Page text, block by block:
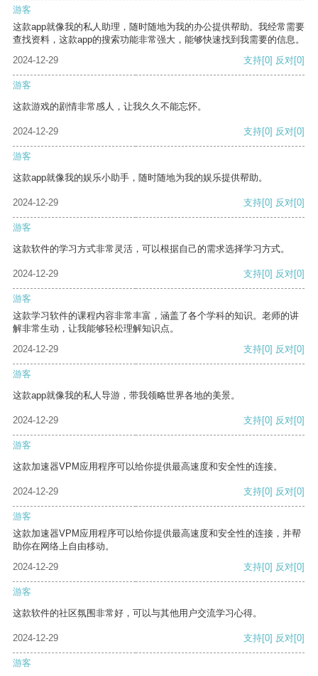
游客
这款app就像我的私人助理，随时随地为我的办公提供帮助。我经常需要
查找资料，这款app的搜索功能非常强大，能够快速找到我需要的信息。
2024-12-29
支持[0] 反对[0]
游客
这款游戏的剧情非常感人，让我久久不能忘怀。
2024-12-29 支持[0] 反对[0]
游客
这款app就像我的娱乐小助手，随时随地为我的娱乐提供帮助。
2024-12-29 支持[0] 反对[0]
游客
这款软件的学习方式非常灵活，可以根据自己的需求选择学习方式。
2024-12-29 支持[0] 反对[0]
游客
这款学习软件的课程内容非常丰富，涵盖了各个学科的知识。老师的讲
解非常生动，让我能够轻松理解知识点。
2024-12-29
支持[0] 反对[0]
游客
这款app就像我的私人导游，带我领略世界各地的美景。
2024-12-29 支持[0] 反对[0]
游客
这款加速器VPM应用程序可以给你提供最高速度和安全性的连接。
2024-12-29 支持[0] 反对[0]
游客
这款加速器VPM应用程序可以给你提供最高速度和安全性的连接，并帮
助你在网络上自由移动。
2024-12-29
支持[0] 反对[0]
游客
这款软件的社区氛围非常好，可以与其他用户交流学习心得。
2024-12-29 支持[0] 反对[0]
游客